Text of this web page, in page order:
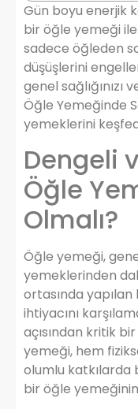
Gün boyu enerjik
bir öğle yemeği
sadece öğleden
düşüşlerini
genel sağlığınızı
Öğle Yemeğinde
yemeklerini
Dengeli
Öğle
Olmalı?
Öğle yemeği,
yemeklerinden
ortasında
ihtiyacını
açısından kritik
yemeği, hem
olumlu katkılarda
bir öğle